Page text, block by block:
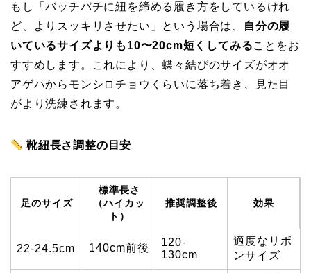
もし「バッチバチに紐を締める履き方をしているけれ
ど、よりスッキリさせたい」という場合は、
自分の履
いているサイズよりも10〜20cm短くしてみることをお
すすめします。これにより、蝶々結びのサイズがオオ
アゲハからモンシロチョウくらいに落ち着き、見た目
がより洗練されます。
靴紐長さ調整の目安
足のサイズ
標準長さ
（ハイカッ
ト）
推奨調整後 効果
22-24.5cm 140cm前後
120-
130cm
適度なリボ
ンサイズ